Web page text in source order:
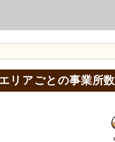
リアごとの事業所数